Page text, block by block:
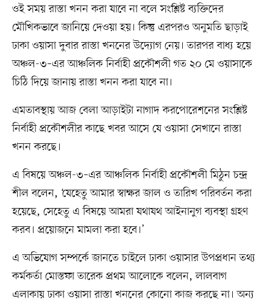
ওই সময় রাস্তা খনন করা যাবে না বলে সংশ্লিষ্ট ব্যক্তিদের
মৌখিকভাবে জানিয়ে দেওয়া হয়। কিন্তু এরপরও অনুমতি ছাড়াই
ঢাকা ওয়াসা দুবার রাস্তা খননের উদ্যোগ নেয়। তারপর বাধ্য হয়ে
অঞ্চল-৩–এর আঞ্চলিক নির্বাহী প্রকৌশলী গত ২০ মে ওয়াসাকে
চিঠি দিয়ে জানায় রাস্তা খনন করা যাবে না।
এমতাবস্থায় আজ বেলা আড়াইটা নাগাদ করপোরেশনের সংশ্লিষ্ট
নির্বাহী প্রকৌশলীর কাছে খবর আসে যে ওয়াসা সেখানে রাস্তা
খনন করছে।
এ বিষয়ে অঞ্চল-৩–এর আঞ্চলিক নির্বাহী প্রকৌশলী মিঠুন চন্দ্র
শীল বলেন, ‘যেহেতু আমার স্বাক্ষর জাল ও তারিখ পরিবর্তন করা
হয়েছে, সেহেতু এ বিষয়ে আমরা যথাযথ আইনানুগ ব্যবস্থা গ্রহণ
করব। প্রয়োজনে মামলা করা হবে।’
এ অভিযোগ সম্পর্কে জানতে চাইলে ঢাকা ওয়াসার উপপ্রধান তথ্য
কর্মকর্তা মোস্তফা তারেক প্রথম আলোকে বলেন, লালবাগ
এলাকায় ঢাকা ওয়াসা রাস্তা খননের কোনো কাজ করছে না। অন্য